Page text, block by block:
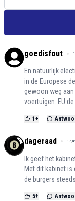
goedisfout
En natuurlijk
in de Europese
gewoon weg
voertuigen. EU
1 +
dageraad 17
Ik geef het
Met dit kabinet
de burgers
5+